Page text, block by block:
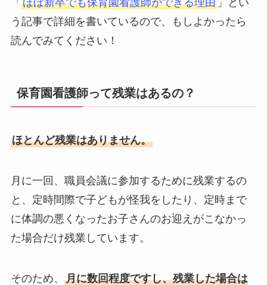
う記事で詳細を書いているので、もしよかったら
読んでみてください！
保育園看護師って残業はあるの？
ほとんど残業はありません。
月に一回、職員会議に参加するために残業するの
と、定時間際で子どもが怪我をしたり、定時まで
に体調の悪くなったお子さんのお迎えがこなかっ
た場合だけ残業しています。
そのため、 月に数回程度ですし、残業した場合は